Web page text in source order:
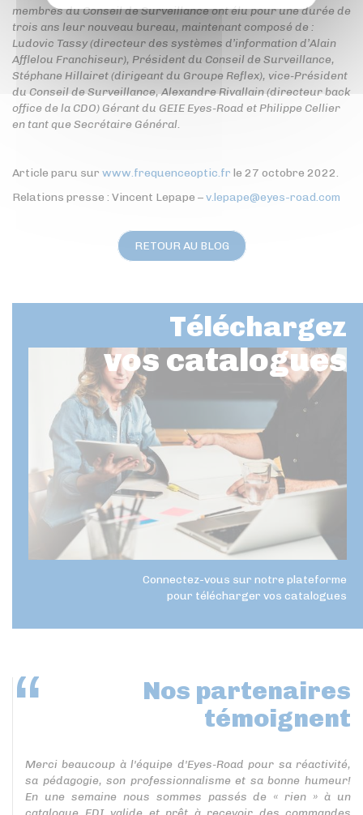
membres du Conseil de Surveillance ont élu pour une durée de
trois ans leur nouveau bureau, maintenant composé de :
Ludovic Tassy (directeur des systèmes d’information d’Alain
Afflelou Franchiseur), Président du Conseil de Surveillance,
Stéphane Hillairet (dirigeant du Groupe Reflex), vice-Président
du Conseil de Surveillance, Alexandre Rivallain (directeur back
office de la CDO) Gérant du GEIE Eyes-Road et Philippe Cellier
en tant que Secrétaire Général.
Article paru sur www.frequenceoptic.fr le 27 octobre 2022.
Relations presse : Vincent Lepape –v.lepape@eyes-road.com
RETOUR AU BLOG
Téléchargez
vos catalogues
Connectez-vous sur notre plateforme
pour télécharger vos catalogues
Nos partenaires
témoignent
Merci beaucoup à l'équipe d'Eyes-Road pour sa réactivité,
sa pédagogie, son professionnalisme et sa bonne humeur!
En une semaine nous sommes passés de « rien » à un